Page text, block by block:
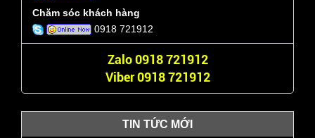
Chăm sóc khách hàng
0918 721912
Zalo 0918 721912
Viber 0918 721912
TIN TỨC MỚI